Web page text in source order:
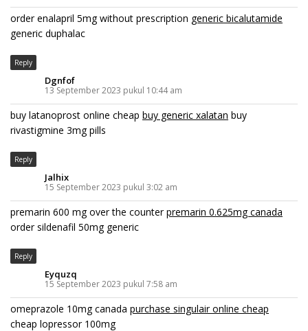
order enalapril 5mg without prescription generic bicalutamide
generic duphalac
Reply
Dgnfof
13 September 2023 pukul 10:44 am
buy latanoprost online cheap buy generic xalatan buy
rivastigmine 3mg pills
Reply
Jalhix
15 September 2023 pukul 3:02 am
premarin 600 mg over the counterpremarin 0.625mg canada
order sildenafil 50mg generic
Reply
Eyquzq
15 September 2023 pukul 7:58 am
omeprazole 10mg canada purchase singulair online cheap
cheap lopressor 100mg